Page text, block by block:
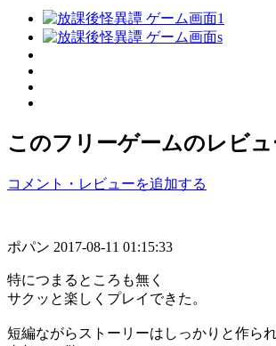
このフリーゲームのレビュ
コメント・レビューを追加する
ポパン 2017-08-11 01:15:33
特につまるところも無く
サクッと楽しくプレイできた。
短編ながらストーリーはしっかりと作ら